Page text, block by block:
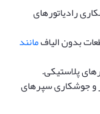
رادیاتورهای
بدون الیافمانند
پلاستیکی.
و جوشکاری سپرهای